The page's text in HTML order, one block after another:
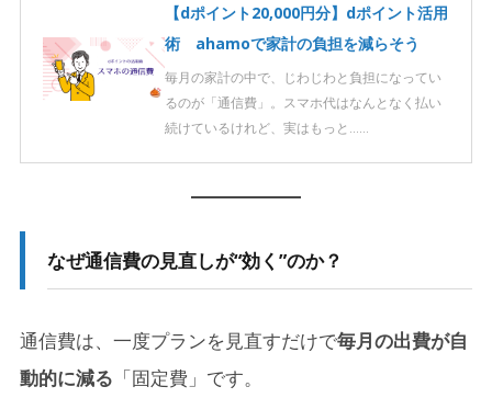
【dポイント20,000円分】dポイント活用
術 ahamoで家計の負担を減らそう
毎月の家計の中で、じわじわと負担になってい
るのが「通信費」。スマホ代はなんとなく払い
続けているけれど、実はもっと……
なぜ通信費の見直しが“効く”のか？
通信費は、一度プランを見直すだけで毎月の出費が自
動的に減る 「固定費」です。